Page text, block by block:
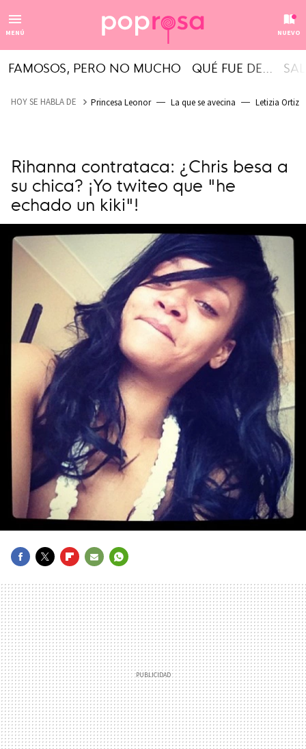
MENÚ NUEVO
FAMOSOS, PERO NO MUCHO QUÉ FUE DE...
HOY SE HABLA DE Princesa Leonor La que se avecina Letizia Ortiz
Rihanna contrataca: ¿Chris besa a
su chica? ¡Yo twiteo que "he
echado un kiki"!
MAIL